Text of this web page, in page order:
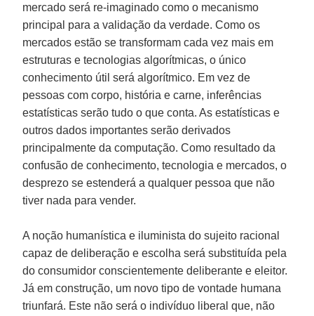
mercado será re-imaginado como o mecanismo
principal para a validação da verdade. Como os
mercados estão se transformam cada vez mais em
estruturas e tecnologias algorítmicas, o único
conhecimento útil será algorítmico. Em vez de
pessoas com corpo, história e carne, inferências
estatísticas serão tudo o que conta. As estatísticas e
outros dados importantes serão derivados
principalmente da computação. Como resultado da
confusão de conhecimento, tecnologia e mercados, o
desprezo se estenderá a qualquer pessoa que não
tiver nada para vender.
A noção humanística e iluminista do sujeito racional
capaz de deliberação e escolha será substituída pela
do consumidor conscientemente deliberante e eleitor.
Já em construção, um novo tipo de vontade humana
triunfará. Este não será o indivíduo liberal que, não